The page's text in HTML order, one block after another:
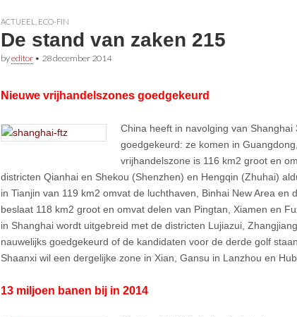
ACTUEEL ECO-FIN
De stand van zaken 215
byeditor • 28 december 2014
Nieuwe vrijhandelszones goedgekeurd
China heeft in navolging van
goedgekeurd: ze komen in
vrijhandelszone is 116 km2 groot en
districten Qianhai en Shekou (Shenzhen) en Hengqin (Zhuhai)
in Tianjin van 119 km2 omvat de luchthaven, Binhai New Area en
beslaat 118 km2 groot en omvat delen van Pingtan, Xiamen en
in Shanghai wordt uitgebreid met de districten Lujiazui,
nauwelijks goedgekeurd of de kandidaten voor de derde golf
Shaanxi wil een dergelijke zone in Xian, Gansu in Lanzhou en
13 miljoen banen bij in 2014